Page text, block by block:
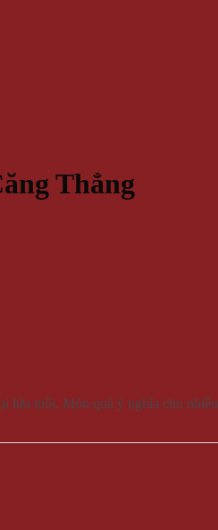
Thẳng
lứa tuổi. Món quà ý nghĩa cho nhiều